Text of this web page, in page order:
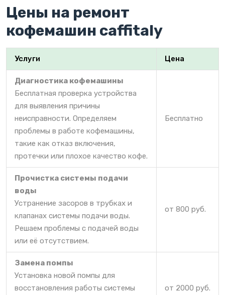
Цены на ремонт
кофемашин caffitaly
Услуги Цена
Диагностика кофемашины
Бесплатная проверка устройства
для выявления причины
неисправности. Определяем
проблемы в работе кофемашины,
такие как отказ включения,
протечки или плохое качество кофе.
Бесплатно
Прочистка системы подачи
воды
Устранение засоров в трубках и
клапанах системы подачи воды.
Решаем проблемы с подачей воды
или её отсутствием.
от 800 руб.
Замена помпы
Установка новой помпы для
восстановления работы системы
от 2000 руб.